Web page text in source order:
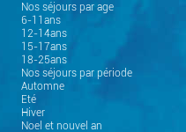
Nos séjours par age
6-11ans
12-14ans
15-17ans
18-25ans
Nos séjours par période
Automne
Eté
Hiver
Noel et nouvel an